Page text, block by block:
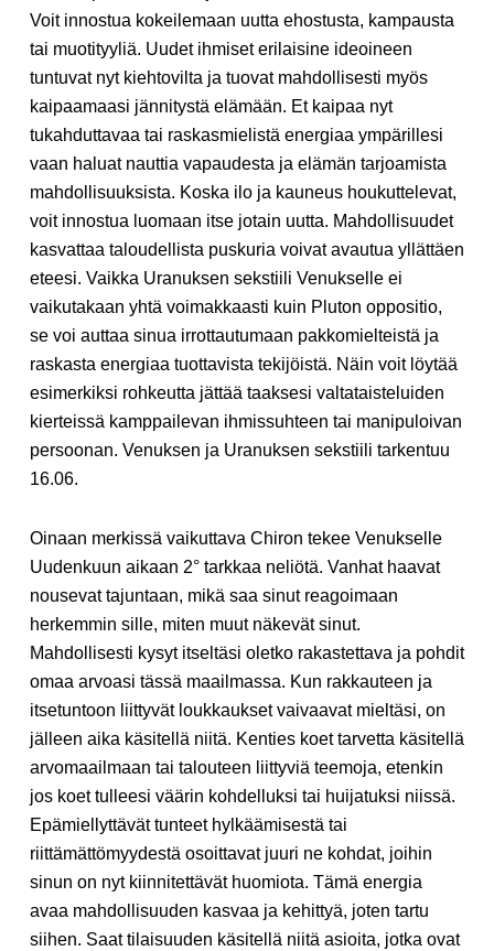
Voit innostua kokeilemaan uutta ehostusta, kampausta
tai muotityyliä. Uudet ihmiset erilaisine ideoineen
tuntuvat nyt kiehtovilta ja tuovat mahdollisesti myös
kaipaamaasi jännitystä elämään. Et kaipaa nyt
tukahduttavaa tai raskasmielistä energiaa ympärillesi
vaan haluat nauttia vapaudesta ja elämän tarjoamista
mahdollisuuksista. Koska ilo ja kauneus houkuttelevat,
voit innostua luomaan itse jotain uutta. Mahdollisuudet
kasvattaa taloudellista puskuria voivat avautua yllättäen
eteesi. Vaikka Uranuksen sekstiili Venukselle ei
vaikutakaan yhtä voimakkaasti kuin Pluton oppositio,
se voi auttaa sinua irrottautumaan pakkomielteistä ja
raskasta energiaa tuottavista tekijöistä. Näin voit löytää
esimerkiksi rohkeutta jättää taaksesi valtataisteluiden
kierteissä kamppailevan ihmissuhteen tai manipuloivan
persoonan. Venuksen ja Uranuksen sekstiili tarkentuu
16.06.
Oinaan merkissä vaikuttava Chiron tekee Venukselle
Uudenkuun aikaan 2° tarkkaa neliötä. Vanhat haavat
nousevat tajuntaan, mikä saa sinut reagoimaan
herkemmin sille, miten muut näkevät sinut.
Mahdollisesti kysyt itseltäsi oletko rakastettava ja pohdit
omaa arvoasi tässä maailmassa. Kun rakkauteen ja
itsetuntoon liittyvät loukkaukset vaivaavat mieltäsi, on
jälleen aika käsitellä niitä. Kenties koet tarvetta käsitellä
arvomaailmaan tai talouteen liittyviä teemoja, etenkin
jos koet tulleesi väärin kohdelluksi tai huijatuksi niissä.
Epämiellyttävät tunteet hylkäämisestä tai
riittämättömyydestä osoittavat juuri ne kohdat, joihin
sinun on nyt kiinnitettävät huomiota. Tämä energia
avaa mahdollisuuden kasvaa ja kehittyä, joten tartu
siihen. Saat tilaisuuden käsitellä niitä asioita, jotka ovat